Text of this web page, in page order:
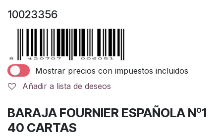
10023356
Mostrar precios con impuestos incluidos
Añadir a lista de deseos
BARAJA FOURNIER ESPAÑOLA Nº1
40 CARTAS